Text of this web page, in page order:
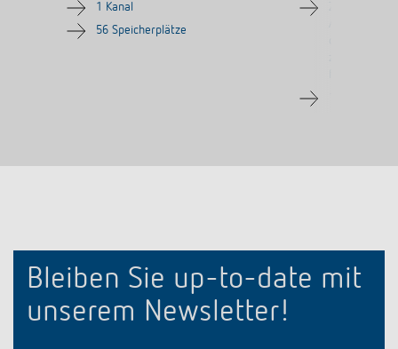
1 Kanal
56 Speicherplätze
Bleiben Sie up-to-date mit
unserem Newsletter!